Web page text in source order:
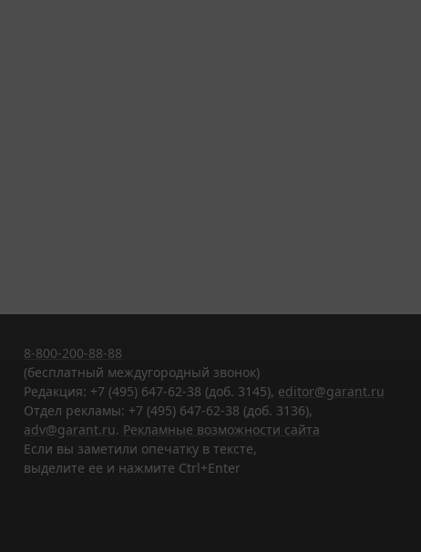
8-800-200-88-88
(бесплатный междугородный звонок)
Редакция: +7 (495) 647-62-38 (доб. 3145), editor@garant.ru
Отдел рекламы: +7 (495) 647-62-38 (доб. 3136),
adv@garant.ru. Рекламные возможности сайта
Если вы заметили опечатку в тексте,
выделите ее и нажмите Ctrl+Enter